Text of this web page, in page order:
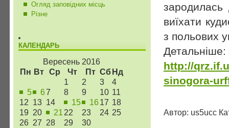
Огляд заповідних місць
Різне
КАЛЕНДАРЬ
Вересень 2016
Пн Вт Ср Чт Пт Сб Нд
1
2 3
4
5
67 8 9 10 11
12 13 14 15 1617 18
19 20 21 22 23 24 25
26 27 28 29 30
виїхати
з польових
Детальніше:
http://
sinogora-
Автор: us5ucc